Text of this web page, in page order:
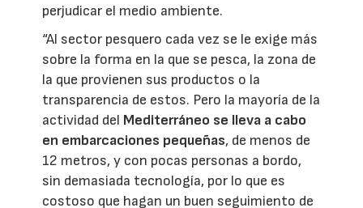
perjudicar el medio ambiente.
“Al sector pesquero cada vez se le exige más
sobre la forma en la que se pesca, la zona de
la que provienen sus productos o la
transparencia de estos. Pero la mayoría de la
actividad del Mediterráneo se lleva a cabo
en embarcaciones pequeñas, de menos de
12 metros, y con pocas personas a bordo,
sin demasiada tecnología, por lo que es
costoso que hagan un buen seguimiento de